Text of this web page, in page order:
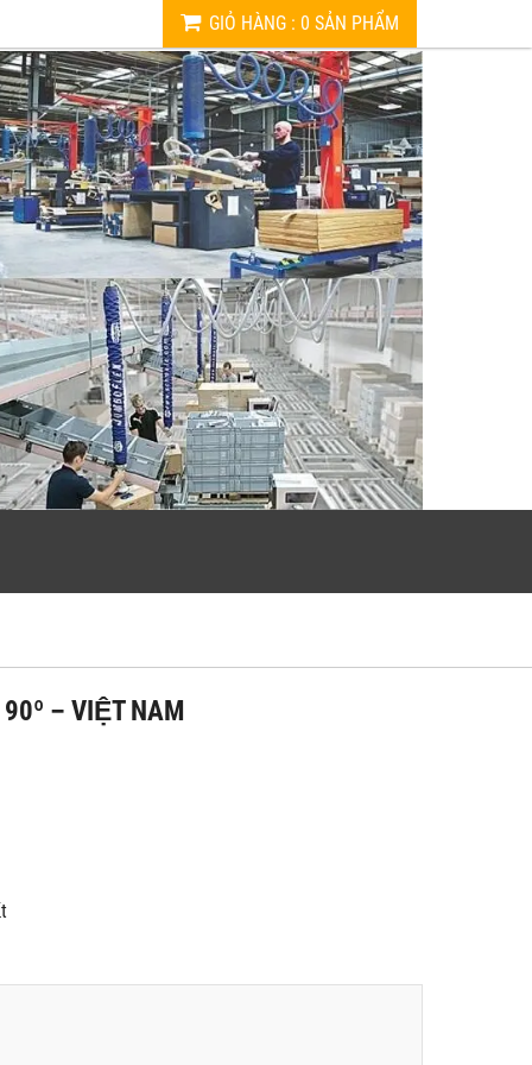
GIỎ HÀNG : 0 SẢN PHẨM
90º – VIỆT NAM